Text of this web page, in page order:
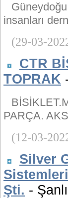
insanları
(29-03-
CTR
TOPRAK
PARÇA.
(12-03-
Silver
Şti. -